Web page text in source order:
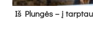
Iš Plungės – į